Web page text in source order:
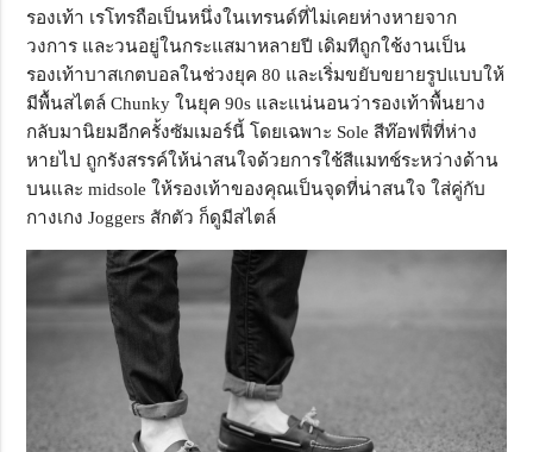
รองเท้า เรโทรถือเป็นหนึ่งในเทรนด์ที่ไม่เคยห่างหายจาก
วงการ และวนอยู่ในกระแสมาหลายปี เดิมทีถูกใช้งานเป็น
รองเท้าบาสเกตบอลในช่วงยุค 80 และเริ่มขยับขยายรูปแบบให้
มีพื้นสไตล์ Chunky ในยุค 90s และแน่นอนว่ารองเท้าพื้นยาง
กลับมานิยมอีกครั้งซัมเมอร์นี้ โดยเฉพาะ Sole สีท๊อฟฟี่ที่ห่าง
หายไป ถูกรังสรรค์ให้น่าสนใจด้วยการใช้สีแมทช์ระหว่างด้าน
บนและ midsole ให้รองเท้าของคุณเป็นจุดที่น่าสนใจ ใส่คู่กับ
กางเกง Joggers สักตัว ก็ดูมีสไตล์